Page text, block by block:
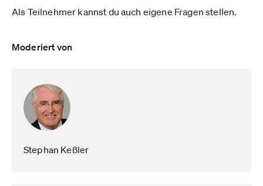
Als Teilnehmer kannst du auch eigene Fragen stellen.
Moderiert von
Stephan Keßler